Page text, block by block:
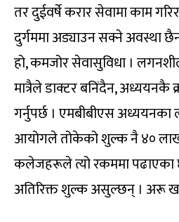
तर दुईवर्षे करार सेवामा काम
दुर्गममा अड्याउन सक्ने अवस्था
हो, कमजोर सेवासुविधा ।
मात्रैले डाक्टर बनिंदैन, अध्ययनकै
गर्नुपर्छ । एमबीबीएस अध्ययनका
आयोगले तोकेको शुल्क नै ४०
कलेजहरूले त्यो रकममा
अतिरिक्त शुल्क असुल्छन् । अरू